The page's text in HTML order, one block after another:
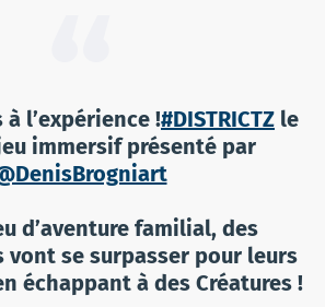
à l’expérience !#DISTRICTZ le
immersif présenté par
d’aventure familial, des
se surpasser pour leurs
échappant à des Créatures !